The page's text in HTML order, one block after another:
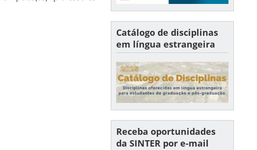
Catálogo de disciplinas
em língua estrangeira
Receba oportunidades
da SINTER por e-mail